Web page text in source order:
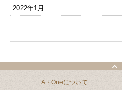
2022年1月
A・Oneについて